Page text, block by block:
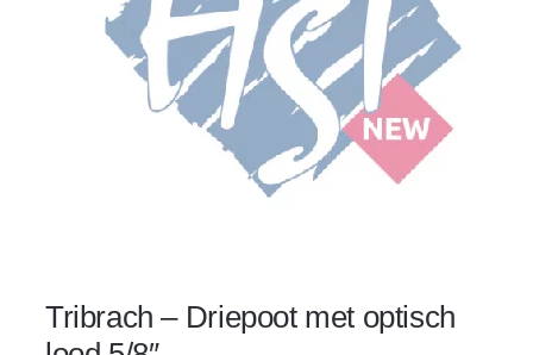
Steen en betonbewerking
Straataanleg
Gereedschap voor tegelzetters
Tuinmachines
Tribrach – Driepoot met optisch